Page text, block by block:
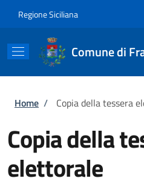
Regione Siciliana
Comune di
Briciole di pane
Home / Copia della tessera
Copia della
elettorale